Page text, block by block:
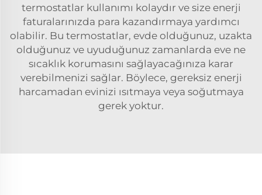
termostatlar kullanımı kolaydır ve size enerji
faturalarınızda para kazandırmaya yardımcı
olabilir. Bu termostatlar, evde olduğunuz, uzakta
olduğunuz ve uyuduğunuz zamanlarda eve ne
sıcaklık korumasını sağlayacağınıza karar
verebilmenizi sağlar. Böylece, gereksiz enerji
harcamadan evinizi ısıtmaya veya soğutmaya
gerek yoktur.